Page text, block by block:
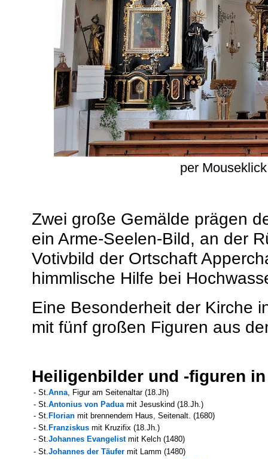
per
Zwei große Gemälde prägen
ein Arme-Seelen-Bild, an der
Votivbild der Ortschaft
himmlische Hilfe bei
Eine Besonderheit der Kirche
mit fünf großen Figuren aus
Heiligenbilder und -figuren
- St.Anna, Figur am Seitenaltar (18.Jh)
- St.Antonius von Paduamit Jesuskind (18.Jh.)
- St. Florian mit brennendem Haus, Seitenalt. (1680)
- St. Franziskus mit Kruzifix (18.Jh.)
- St.Johannes Evangelist mit Kelch (1480)
- St.Johannes der Täufer mit Lamm (1480)